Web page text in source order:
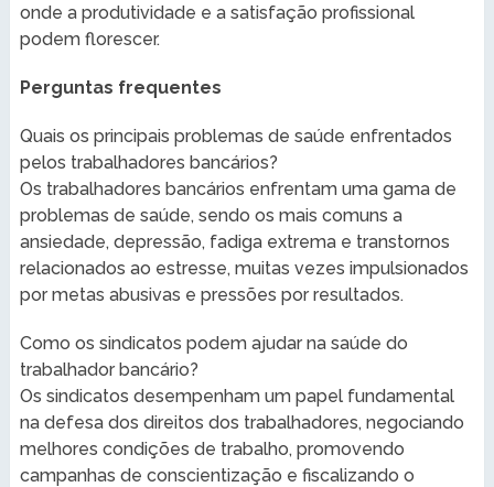
onde a produtividade e a satisfação profissional
podem florescer.
Perguntas frequentes
Quais os principais problemas de saúde enfrentados
pelos trabalhadores bancários?
Os trabalhadores bancários enfrentam uma gama de
problemas de saúde, sendo os mais comuns a
ansiedade, depressão, fadiga extrema e transtornos
relacionados ao estresse, muitas vezes impulsionados
por metas abusivas e pressões por resultados.
Como os sindicatos podem ajudar na saúde do
trabalhador bancário?
Os sindicatos desempenham um papel fundamental
na defesa dos direitos dos trabalhadores, negociando
melhores condições de trabalho, promovendo
campanhas de conscientização e fiscalizando o